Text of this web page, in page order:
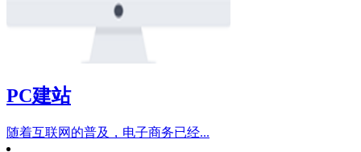
PC建站
随着互联网的普及，电子商务已经...